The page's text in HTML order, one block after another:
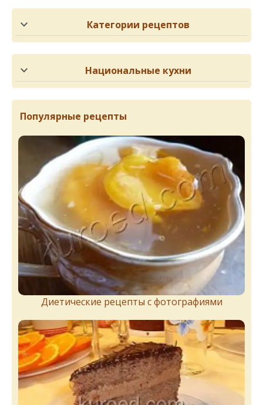
Категории рецептов
Национальные кухни
Популярные рецепты
Диетические рецепты с фотографиями